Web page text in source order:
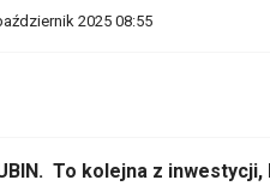
2025 08:55
To kolejna z inwestycji,